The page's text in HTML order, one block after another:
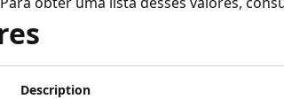
Description